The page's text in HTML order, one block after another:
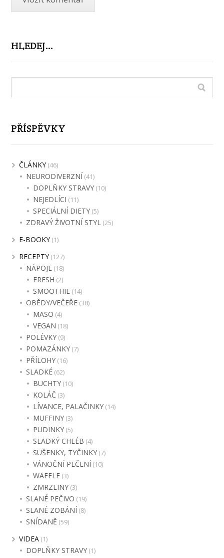
HLEDEJ…
PŘÍSPĚVKY
ČLÁNKY(46)
NEURODIVERZNÍ (41)
DOPLŇKY STRAVY (10)
NEJEDLÍCI (11)
SPECIÁLNÍ DIETY (5)
ZDRAVÝ ŽIVOTNÍ STYL (25)
E-BOOKY(1)
RECEPTY(127)
NÁPOJE (18)
FRESH (2)
SMOOTHIE (14)
OBĚDY/VEČEŘE (38)
MASO (4)
VEGAN (18)
POLÉVKY (9)
POMAZÁNKY (7)
PŘÍLOHY (16)
SLADKÉ (62)
BUCHTY (10)
KOLÁČ (3)
LÍVANCE, PALAČINKY (14)
MUFFINY (3)
PUDINKY (5)
SLADKÝ CHLÉB (4)
SUŠENKY, TYČINKY (7)
VÁNOČNÍ PEČENÍ (10)
WAFFLE (3)
ZMRZLINY (3)
SLANÉ PEČIVO (19)
SLANÉ ZOBÁNÍ (8)
SNÍDANĚ (59)
VIDEA (1)
DOPLŇKY STRAVY (1)